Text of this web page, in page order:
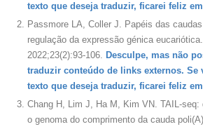
texto que deseja traduzir, ficarei feliz
Passmore LA, Coller J. Papéis das
regulação da expressão génica eucariótica.
2022;23(2):93-106. Desculpe, mas não
traduzir conteúdo de links externos. Se
texto que deseja traduzir, ficarei feliz
Chang H, Lim J, Ha M, Kim VN. TAIL-seq:
o genoma do comprimento da cauda